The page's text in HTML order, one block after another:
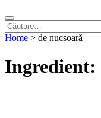
Caută
după:
Home > de nucșoară
Ingredient: